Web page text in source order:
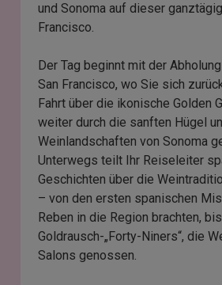
und Sonoma auf dieser
Francisco.
Der Tag beginnt mit der
San Francisco, wo Sie sich
Fahrt über die ikonische Golden
weiter durch die sanften Hügel
Weinlandschaften von Sonoma
Unterwegs teilt Ihr Reiseleiter
Geschichten über die
– von den ersten spanischen
Reben in die Region brachten,
Goldrausch-„Forty-Niners“, die
Salons genossen.